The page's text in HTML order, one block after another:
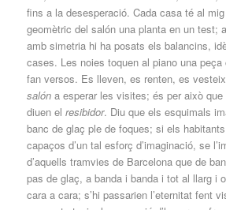
fins a la desesperació. Cada casa té al
geomètric del salón una planta en un test;
amb simetria hi ha posats els balancins,
cases. Les noies toquen al piano una
fan versos. Es lleven, es renten, es
salóna esperar les visites; és per això
diuen elresibidor. Diu que els esquimals
banc de glaç ple de foques; si els
capaços d’un tal esforç d’imaginació, se
d’aquells tramvies de Barcelona que de
pas de glaç, a banda i banda i tot al llarg i
cara a cara; s’hi passarien l’eternitat fent